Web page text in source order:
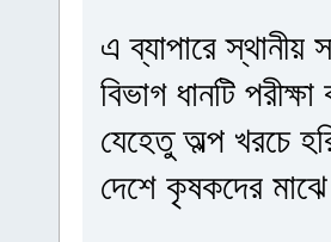
এ ব্যাপারে স্থানীয়
বিভাগ ধানটি
যেহেতু অল্প খরচে
দেশে কৃষকদের